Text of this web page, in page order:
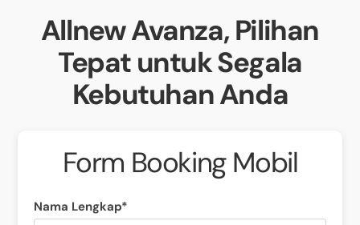
Allnew Avanza, Pilihan
Tepat untuk Segala
Kebutuhan Anda
Form Booking Mobil
Nama Lengkap*